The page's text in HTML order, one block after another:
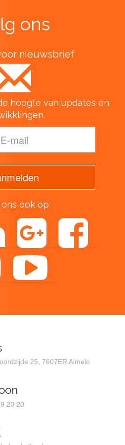
ons
nieuwsbrief
hoogte van updates en
ook op
25, 7607ER Almelo
20 20